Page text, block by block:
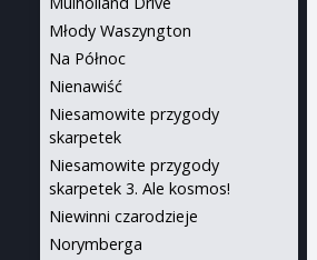
Młody Waszyngton
Na Północ
Nienawiść
Niesamowite przygody
skarpetek
Niesamowite przygody
skarpetek 3. Ale kosmos!
Niewinni czarodzieje
Norymberga